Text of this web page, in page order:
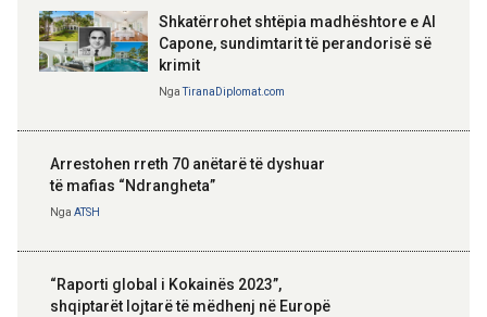
Shkatërrohet shtëpia madhështore e Al
Capone, sundimtarit të perandorisë së
krimit
NgaTiranaDiplomat.com
Arrestohen rreth 70 anëtarë të dyshuar
të mafias “Ndrangheta”
Nga ATSH
“Raporti global i Kokainës 2023”,
shqiptarët lojtarë të mëdhenj në Europë